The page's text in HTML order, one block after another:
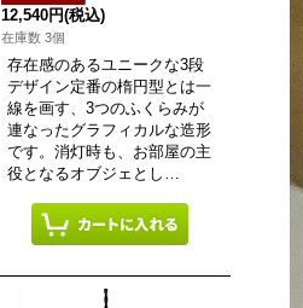
12,540円(税込)
在庫数 3個
存在感のあるユニークな3段
デザイン定番の楕円型とは一
線を画す、3つのふくらみが
連なったグラフィカルな造形
です。消灯時も、お部屋の主
役となるオブジェとし…